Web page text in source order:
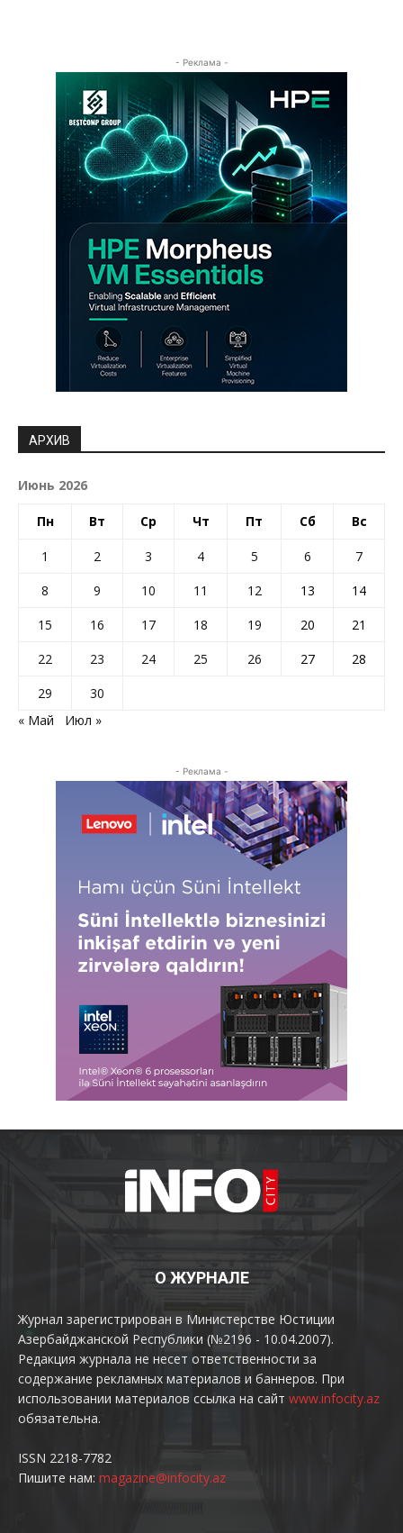
- Реклама -
АРХИВ
Июнь 2026
Пн Вт Ср Чт Пт Сб Вс
1 2 3 4 5 6
7
8
9 10 11 12 13
14
15
16 17 18 19 20
21
22
23 24 25 26 27
28
29
30
« Май
Июл »
- Реклама -
О ЖУРНАЛЕ
Журнал зарегистрирован в Министерстве Юстиции
Азербайджанской Республики (№2196 - 10.04.2007).
Редакция журнала не несет ответственности за
содержание рекламных материалов и баннеров. При
использовании материалов ссылка на сайт www.infocity.az
обязательна.
ISSN 2218-7782
Пишите нам: magazine@infocity.az